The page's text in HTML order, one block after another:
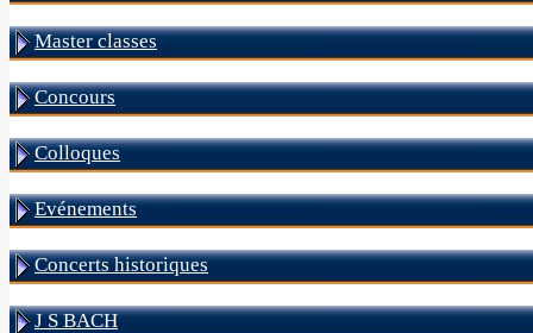
Master classes
Concours
Colloques
Evénements
Concerts historiques
J S BACH